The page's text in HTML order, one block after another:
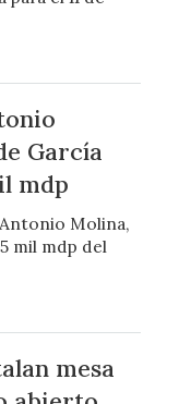
García
mdp
Molina,
mil mdp del
mesa